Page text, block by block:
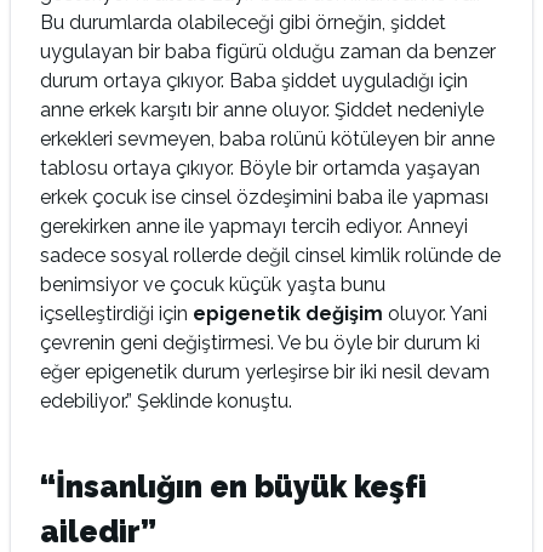
Bu durumlarda olabileceği gibi örneğin, şiddet
uygulayan bir baba figürü olduğu zaman da benzer
durum ortaya çıkıyor. Baba şiddet uyguladığı için
anne erkek karşıtı bir anne oluyor. Şiddet nedeniyle
erkekleri sevmeyen, baba rolünü kötüleyen bir anne
tablosu ortaya çıkıyor. Böyle bir ortamda yaşayan
erkek çocuk ise cinsel özdeşimini baba ile yapması
gerekirken anne ile yapmayı tercih ediyor. Anneyi
sadece sosyal rollerde değil cinsel kimlik rolünde de
benimsiyor ve çocuk küçük yaşta bunu
içselleştirdiği için epigenetik değişim oluyor. Yani
çevrenin geni değiştirmesi. Ve bu öyle bir durum ki
eğer epigenetik durum yerleşirse bir iki nesil devam
edebiliyor.” Şeklinde konuştu.
“İnsanlığın en büyük keşfi
ailedir”